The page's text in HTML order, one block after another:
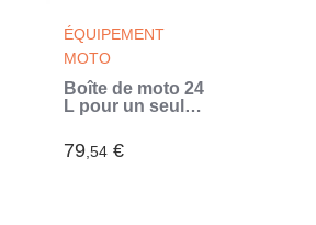
ÉQUIPEMENT
MOTO
Boîte de moto 24
L pour un seul
79 ,54 €